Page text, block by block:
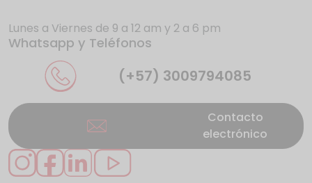
La UE da donde más duele a los gigantes
Se presentan nuevos casos de éxito en
Caquetá gracias
Lunes a Viernes de 9 a 12 am y 2 a 6 pm
Whatsapp y Teléfonos
(+57) 3009794085
Contacto
electrónico